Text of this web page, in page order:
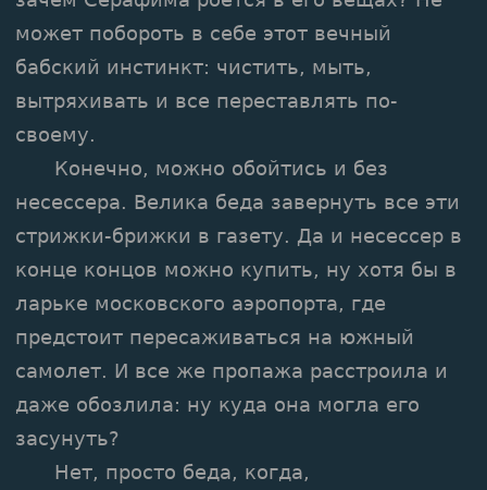
может побороть в себе этот вечный
бабский инстинкт: чистить, мыть,
вытряхивать и все переставлять по-
своему.
Конечно, можно обойтись и без
несессера. Велика беда завернуть все эти
стрижки-брижки в газету. Да и несессер в
конце концов можно купить, ну хотя бы в
ларьке московского аэропорта, где
предстоит пересаживаться на южный
самолет. И все же пропажа расстроила и
даже обозлила: ну куда она могла его
засунуть?
Нет, просто беда, когда,